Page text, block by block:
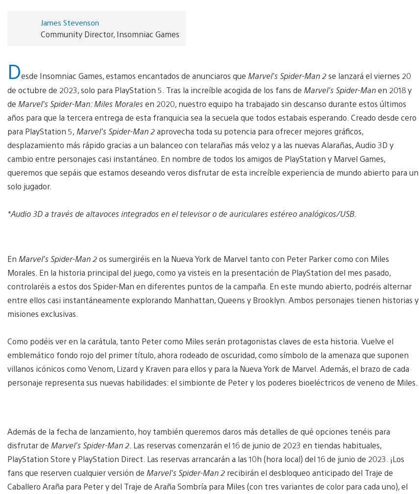
James Stevenson
Community Director, Insomniac Games
Desde Insomniac Games, estamos encantados de anunciaros que Marvel’s Spider-Man 2se lanzará el viernes 20
de octubre de 2023, solo para PlayStation 5. Tras la increíble acogida de los fans de Marvel’s Spider-Manen 2018 y
de Marvel’s Spider-Man: Miles Moralesen 2020, nuestro equipo ha trabajado sin descanso durante estos últimos
años para que la tercera entrega de esta franquicia sea la secuela que todos estabais esperando. Creado desde cero
para PlayStation 5, Marvel’s Spider-Man 2aprovecha toda su potencia para ofrecer mejores gráficos,
desplazamiento más rápido gracias a un balanceo con telarañas más veloz y a las nuevas Alarañas, Audio 3D y
cambio entre personajes casi instantáneo. En nombre de todos los amigos de PlayStation y Marvel Games,
queremos que sepáis que estamos deseando veros disfrutar de esta increíble experiencia de mundo abierto para un
solo jugador.
*Audio 3D a través de altavoces integrados en el televisor o de auriculares estéreo analógicos/USB.
En Marvel’s Spider-Man 2os sumergiréis en la Nueva York de Marvel tanto con Peter Parker como con Miles
Morales. En la historia principal del juego, como ya visteis en la presentación de PlayStation del mes pasado,
controlaréis a estos dos Spider-Man en diferentes puntos de la campaña. En este mundo abierto, podréis alternar
entre ellos casi instantáneamente explorando Manhattan, Queens y Brooklyn. Ambos personajes tienen historias y
misiones exclusivas.
Como podéis ver en la carátula, tanto Peter como Miles serán protagonistas claves de esta historia. Vuelve el
emblemático fondo rojo del primer título, ahora rodeado de oscuridad, como símbolo de la amenaza que suponen
villanos icónicos como Venom, Lizard y Kraven para ellos y para la Nueva York de Marvel. Además, el brazo de cada
personaje representa sus nuevas habilidades: el simbionte de Peter y los poderes bioeléctricos de veneno de Miles.
Además de la fecha de lanzamiento, hoy también queremos daros más detalles de qué opciones tenéis para
disfrutar de Marvel’s Spider-Man 2 . Las reservas comenzarán el 16 de junio de 2023 en tiendas habituales,
PlayStation Store y PlayStation Direct. Las reservas arrancarán a las 10h (hora local) del 16 de junio de 2023. ¡Los
fans que reserven cualquier versión de Marvel’s Spider-Man 2 recibirán el desbloqueo anticipado del Traje de
Caballero Araña para Peter y del Traje de Araña Sombría para Miles (con tres variantes de color para cada uno), el